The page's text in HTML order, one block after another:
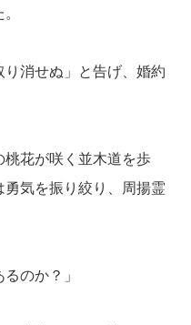
消せぬ」と告げ、婚約
花が咲く並木道を歩
勇気を振り絞り、周揚霊
のか？」